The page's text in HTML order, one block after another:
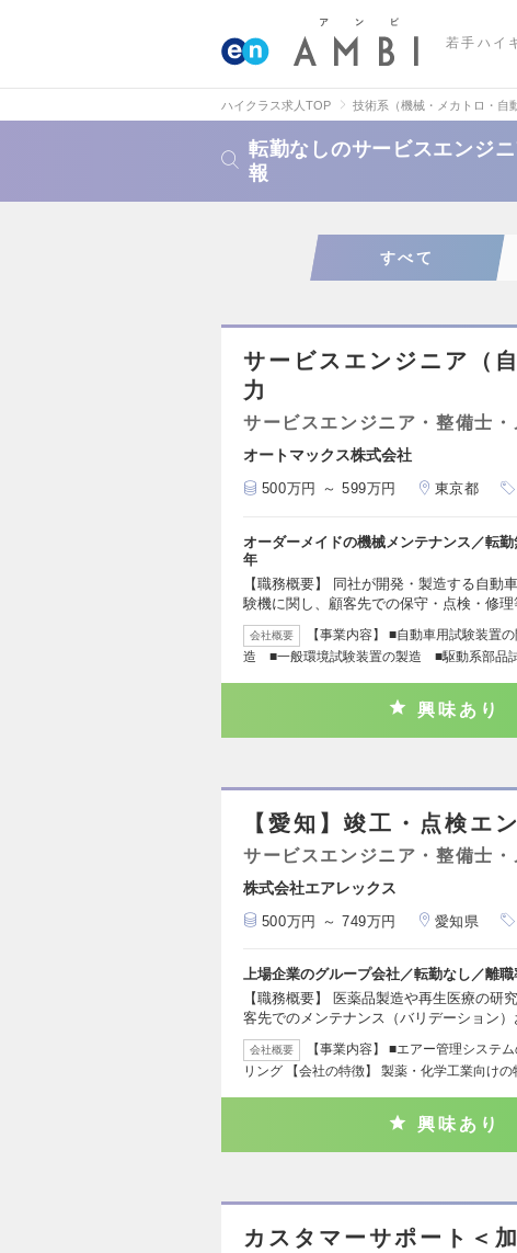
若手ハイ
ハイクラス求人TOP 技術系（機械・メカトロ・自
転勤なしのサービスエンジ
報
すべて
サービスエンジニア（
力
サービスエンジニア・整備士・
オートマックス株式会社
500万円 ～ 599万円 東京都
オーダーメイドの機械メンテナンス／転
年
【職務概要】 同社が開発・製造する自動
験機に関し、顧客先での保守・点検・修理
会社概要
【事業内容】 ■自動車用試験装
造 ■一般環境試験装置の製造 ■駆動系部品
興味あり
【愛知】竣工・点検エ
サービスエンジニア・整備士・
株式会社エアレックス
500万円 ～ 749万円 愛知県
上場企業のグループ会社／転勤なし／離
【職務概要】 医薬品製造や再生医療の研
客先でのメンテナンス（バリデーション
会社概要
【事業内容】 ■エアー管理システ
リング 【会社の特徴】 製薬・化学工業向け
興味あり
カスタマーサポート＜